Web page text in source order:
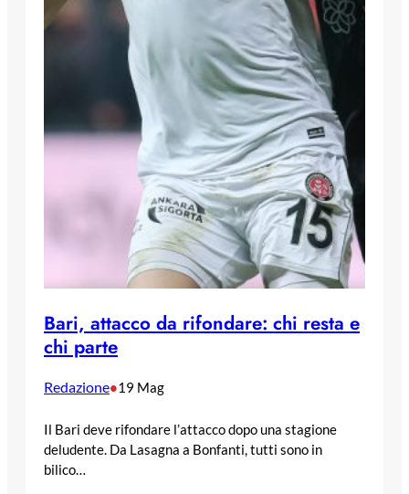
Bari, attacco da rifondare: chi resta e
chi parte
Redazione•19 Mag
Il Bari deve rifondare l’attacco dopo una stagione
deludente. Da Lasagna a Bonfanti, tutti sono in
bilico…